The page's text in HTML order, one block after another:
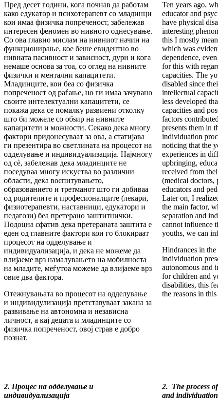
Пред десет години, кога почнав да работам
како едукатор и психотерапевт со младинци
кои имаа физичка попреченост, забележав
интересен феномен во нивното однесување.
Со ова главно мислам на нивниот начин на
функционирање, кое беше евидентно во
нивната пасивност и зависност, дури и кога
немаше основа за тоа, со оглед на нивните
физички и ментални капацитети.
Младинците, кои беа со физичка
попреченост од раѓање, но ги имаа зачувано
своите интелектуални капацитети, се
покажа дека се помалку развиени отколку
што би можеле со обѕир на нивните
капацитети и можности. Секако дека многу
фактори придонесуваат за ова, а статијава
ги презентира во светлината на процесот на
одделување и индивидуализација. Најмногу
од сè, забележав дека младинците не
поседуваа многу искуства во различни
области, дека воспитувањето,
образованието и третманот што ги добиваа
од родителите и професионалците (лекари,
физиотерапевти, наставници, едукатори и
педагози) беа претерано заштитнички.
Подоцна сфатив дека претераната заштита е
еден од главните фактори кои го блокираат
процесот на одделување и
индивидуализација, и дека не можеме да
влијаеме врз намалувањето на мобилноста
на младите, меѓутоа можеме да влијаеме врз
овие два фактора.
Отежнувањата во процесот на одделување
и индивидулизација претставуваат закана за
развивање на автономна и независна
личност, а кај децата и младинците со
физичка попреченост, овој страв е добро
познат.
Ten years ago,
educator and
have physical
interesting
this I mostly
which was
dependence,
for this with
capacities. The
disabled since
intellectual
less developed
capacities and
factors
presents them in
individuation
noticing that the
experiences in
upbringing,
received from
(medical doctors,
educators and
Later on, I
the main factor,
separation and
cannot influence
youths, we can
Hindrances in the
individuation
autonomous and
for children and
disabilities, this
the reasons in
2. Процес на одделување и
индивидуализација
2. The process
and individuation